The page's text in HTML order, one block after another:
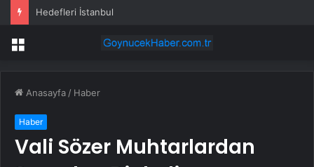
Hedefleri İstanbul
Menü
Anasayfa / Haber
Haber
Vali Sözer Muhtarlardan